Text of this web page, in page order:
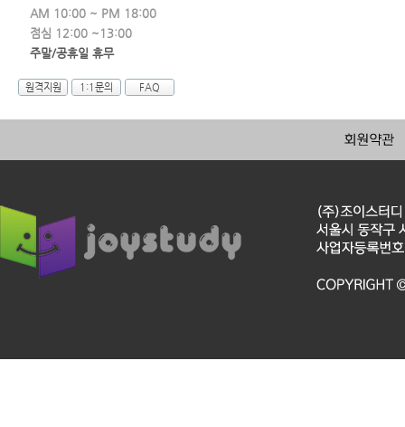
AM 10:00 ~ PM 18:00
점심 12:00 ~13:00
주말/공휴일 휴무
원격지원 1:1문의 FAQ